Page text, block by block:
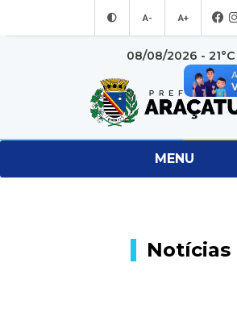
A- A+
08/08/2026 - 21°C
MENU
Notícias